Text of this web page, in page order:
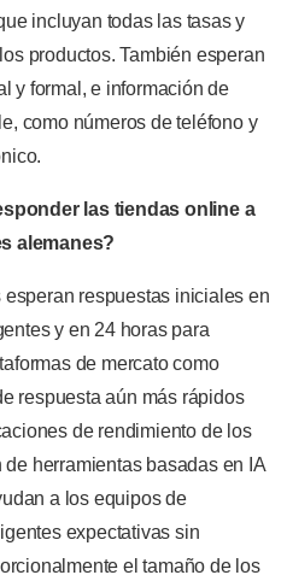
incluyan todas las tasas y
productos. También esperan
y formal, e información de
como números de teléfono y
las tiendas online a
alemanes?
respuestas iniciales en
y en 24 horas para
de mercato como
respuesta aún más rápidos
de rendimiento de los
herramientas basadas en IA
a los equipos de
expectativas sin
el tamaño de los